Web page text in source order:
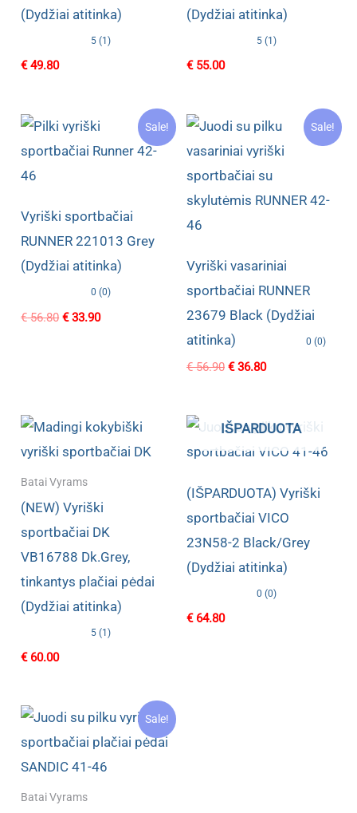
(Dydžiai atitinka)
5 (1)
€49.80
(Dydžiai atitinka)
5 (1)
€55.00
Sale!
Vyriški sportbačiai
RUNNER 221013 Grey
(Dydžiai atitinka)
0 (0)
€56.80 Original
€33.90Current
Sale!
Vyriški vasariniai
sportbačiai RUNNER
23679 Black (Dydžiai
atitinka)
0 (0)
€56.90 Original
€36.80Current
Batai Vyrams
(NEW) Vyriški
sportbačiai DK
VB16788 Dk.Grey,
tinkantys plačiai pėdai
(Dydžiai atitinka)
5 (1)
€60.00
IŠPARDUOTA
(IŠPARDUOTA) Vyriški
sportbačiai VICO
23N58-2 Black/Grey
(Dydžiai atitinka)
0 (0)
€64.80
Sale!
Batai Vyrams